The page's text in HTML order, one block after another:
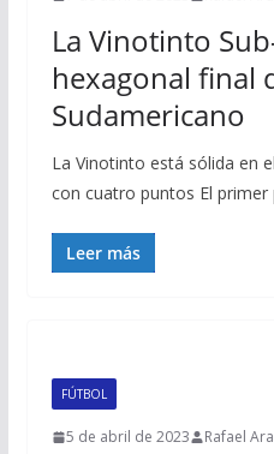
La Vinotinto
hexagonal final
Sudamericano
La Vinotinto está sólida en
con cuatro puntos El primer
Leer más
FÚTBOL
5 de abril de 2023 Rafael